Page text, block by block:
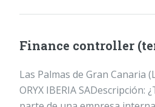
Finance controller
Las Palmas de Gran Canaria
ORYX IBERIA